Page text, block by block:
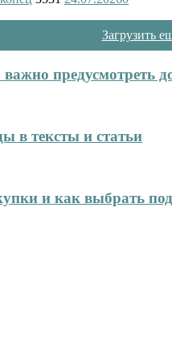
Загрузить
предусмотреть
в тексты и статьи
и как выбрать